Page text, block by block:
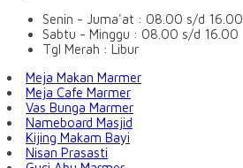
Senin - Juma'at : 08.00 s/d 16.00
Sabtu - Minggu : 08.00 s/d 16.00
Tgl Merah : Libur
Meja Makan Marmer
Meja Cafe Marmer
Vas Bunga Marmer
Nameboard Masjid
Kijing Makam Bayi
Nisan Prasasti